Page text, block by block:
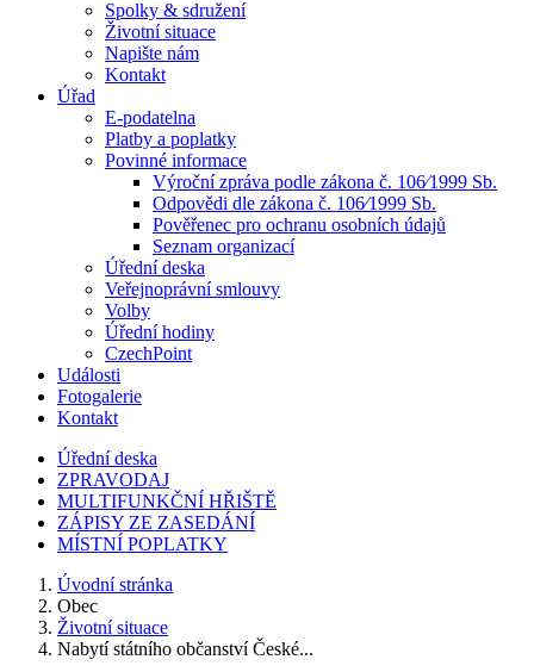
Spolky & sdružení
Životní situace
Napište nám
Kontakt
Úřad
E-podatelna
Platby a poplatky
Povinné informace
Výroční zpráva podle zákona č. 106⁄1999 Sb.
Odpovědi dle zákona č. 106⁄1999 Sb.
Pověřenec pro ochranu osobních údajů
Seznam organizací
Úřední deska
Veřejnoprávní smlouvy
Volby
Úřední hodiny
CzechPoint
Události
Fotogalerie
Kontakt
Úřední deska
ZPRAVODAJ
MULTIFUNKČNÍ HŘIŠTĚ
ZÁPISY ZE ZASEDÁNÍ
MÍSTNÍ POPLATKY
Úvodní stránka
Obec
Životní situace
Nabytí státního občanství České...